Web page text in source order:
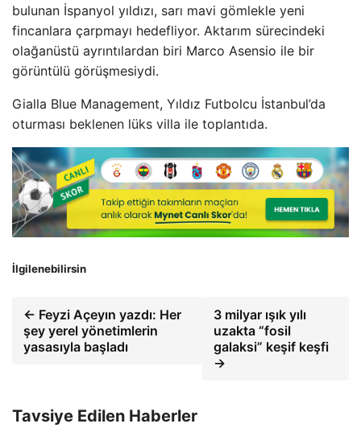
bulunan İspanyol yıldızı, sarı mavi gömlekle yeni
fincanlara çarpmayı hedefliyor. Aktarım sürecindeki
olağanüstü ayrıntılardan biri Marco Asensio ile bir
görüntülü görüşmesiydi.
Gialla Blue Management, Yıldız Futbolcu İstanbul’da
oturması beklenen lüks villa ile toplantıda.
İlgilenebilirsin
← Feyzi Açeyın yazdı: Her
şey yerel yönetimlerin
yasasıyla başladı
3 milyar ışık yılı
uzakta “fosil
galaksi” keşif keşfi
→
Tavsiye Edilen Haberler